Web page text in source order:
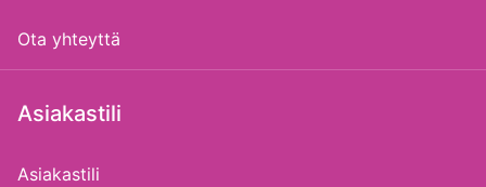
Ota yhteyttä
Asiakastili
Asiakastili